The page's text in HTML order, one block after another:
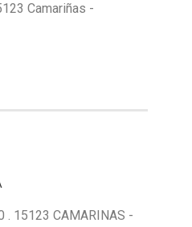
Camariñas -
. 15123 CAMARINAS -